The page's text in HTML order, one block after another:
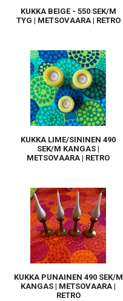
KUKKA BEIGE - 550 SEK/M
TYG | METSOVAARA | RETRO
KUKKA LIME/SININEN 490
SEK/M KANGAS |
METSOVAARA | RETRO
KUKKA PUNAINEN 490 SEK/M
KANGAS | METSOVAARA |
RETRO